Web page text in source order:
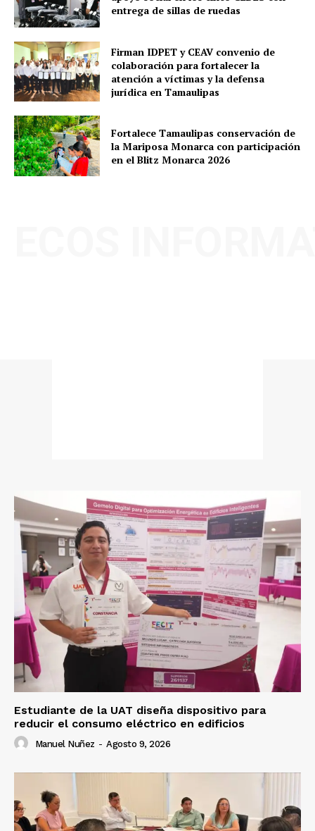
entrega de sillas de ruedas
Firman IDPET y CEAV convenio de
colaboración para fortalecer la
atención a víctimas y la defensa
jurídica en Tamaulipas
Fortalece Tamaulipas conservación de
la Mariposa Monarca con participación
en el Blitz Monarca 2026
Estudiante de la UAT diseña dispositivo para
reducir el consumo eléctrico en edificios
Manuel Nuñez - Agosto 9, 2026